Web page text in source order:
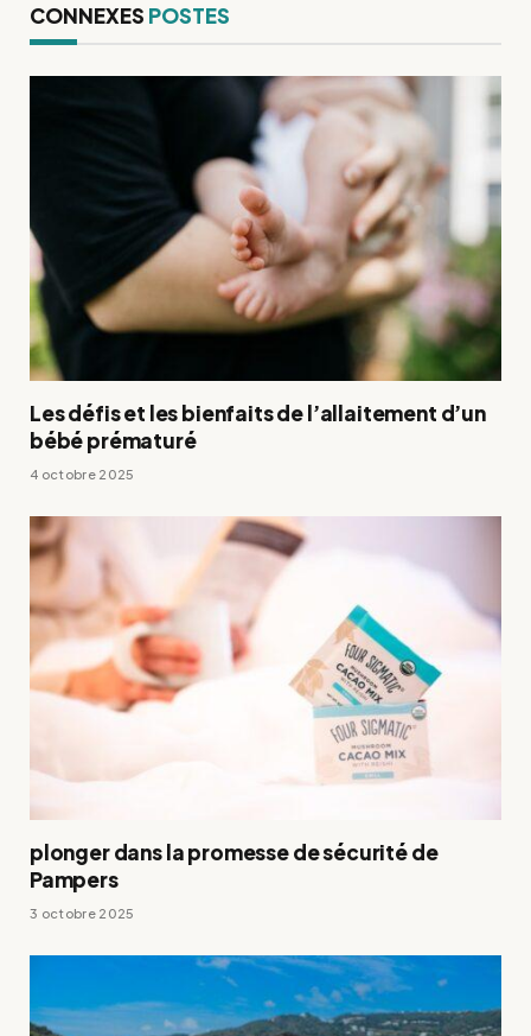
CONNEXES POSTES
Les défis et les bienfaits de l’allaitement d’un
bébé prématuré
4 octobre 2025
plonger dans la promesse de sécurité de
Pampers
3 octobre 2025